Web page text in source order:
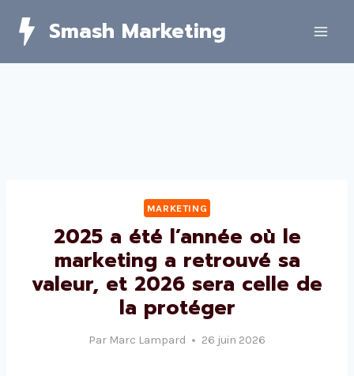
Smash Marketing
MARKETING
2025 a été l’année où le
marketing a retrouvé sa
valeur, et 2026 sera celle de
la protéger
Par Marc Lampard 26 juin 2026